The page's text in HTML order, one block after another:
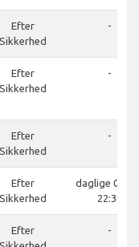
Efter
Sikkerhed
-
Efter
Sikkerhed
-
Efter
Sikkerhed
-
Efter
Sikkerhed
daglige
22:30
Efter
-